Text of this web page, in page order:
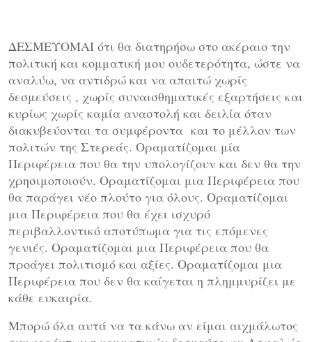
ΔΕΣΜΕΥΟΜΑΙ ότι θα διατηρήσω στο ακέραιο την
πολιτική και κομματική μου ουδετερότητα, ώστε να
αναλύω, να αντιδρώ και να απαιτώ χωρίς
δεσμεύσεις , χωρίς συναισθηματικές εξαρτήσεις και
κυρίως χωρίς καμία αναστολή και δειλία όταν
διακυβεύονται τα συμφέροντα και το μέλλον των
πολιτών της Στερεάς. Οραματίζομαι μία
Περιφέρεια που θα την υπολογίζουν και δεν θα την
χρησιμοποιούν. Οραματίζομαι μια Περιφέρεια που
θα παράγει νέο πλούτο για όλους. Οραματίζομαι
μια Περιφέρεια που θα έχει ισχυρό
περιβαλλοντικό αποτύπωμα για τις επόμενες
γενιές. Οραματίζομαι μια Περιφέρεια που θα
προάγει πολιτισμό και αξίες. Οραματίζομαι μια
Περιφέρεια που δεν θα καίγεται η πλημμυρίζει με
κάθε ευκαιρία.
Μπορώ όλα αυτά να τα κάνω αν είμαι αιχμάλωτος